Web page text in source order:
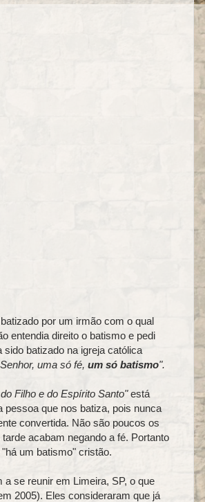
por um irmão com o qual
entendia direito o batismo e pedi
sido batizado na igreja católica
uma só fé, um só batismo".
Filho e do Espírito Santo"está
pessoa que nos batiza, pois nunca
convertida. Não são poucos os
acabam negando a fé. Portanto
um batismo" cristão.
se reunir em Limeira, SP, o que
2005). Eles consideraram que já